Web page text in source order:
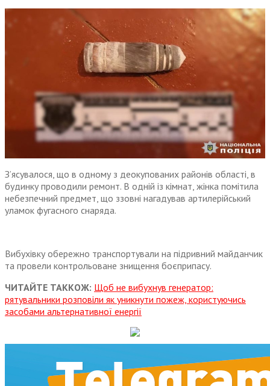
З’ясувалося, що в одному з деокупованих районів області, в
будинку проводили ремонт. В одній із кімнат, жінка помітила
небезпечний предмет, що ззовні нагадував артилерійський
уламок фугасного снаряда.
Вибухівку обережно транспортували на підривний майданчик
та провели контрольоване знищення боєприпасу.
ЧИТАЙТЕ ТАККОЖ: Щоб не вибухнув генератор:
рятувальники розповіли як уникнути пожеж, користуючись
засобами альтернативної енергії